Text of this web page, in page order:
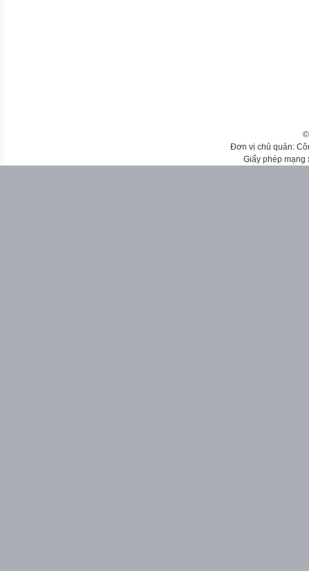
Đơn vị chủ quản:
Giấy phép mạng